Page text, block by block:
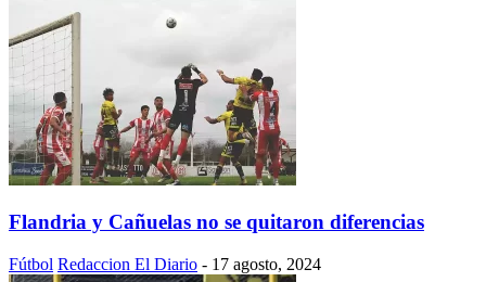
Flandria y Cañuelas no se quitaron diferencias
Fútbol Redaccion El Diario - 17 agosto, 2024